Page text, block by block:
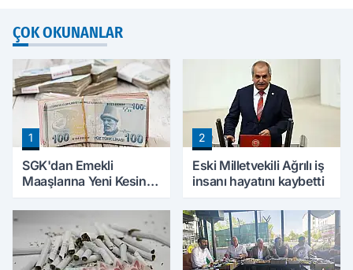
ÇOK OKUNANLAR
1
SGK'dan Emekli
Maaşlarına Yeni Kesinti
Borçları Aylıklardan
Tahsil Edilecek
2
Eski Milletvekili Ağrılı iş
insanı hayatını kaybetti